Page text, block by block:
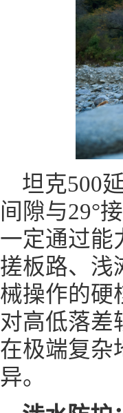
坦克500
间隙与29°
一定通过能
搓板路、浅
械操作的硬
对高低落差
在极端复杂
异。